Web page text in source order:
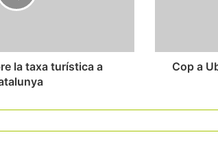
la taxa turística a
Cop a